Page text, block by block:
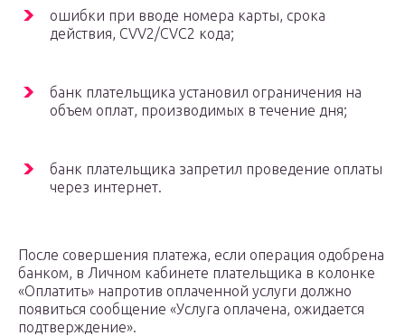
ошибки при вводе номера карты, срока
действия, CVV2/CVC2 кода;
банк плательщика установил ограничения на
объем оплат, производимых в течение дня;
банк плательщика запретил проведение оплаты
через интернет.
После совершения платежа, если операция одобрена
банком, в Личном кабинете плательщика в колонке
«Оплатить» напротив оплаченной услуги должно
появиться сообщение «Услуга оплачена, ожидается
подтверждение».